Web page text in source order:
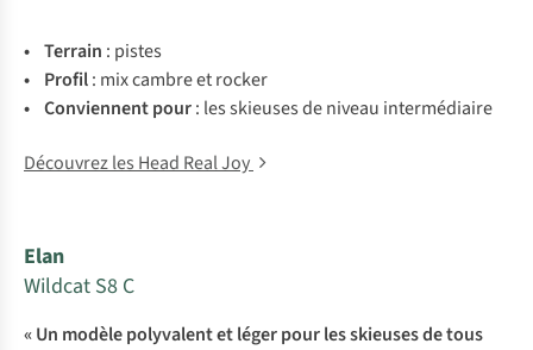
• Terrain : pistes
• Profil: mixcambreetrocker
• Conviennentpour: lesskieusesdeniveau intermédiaire
Découvrez les Head Real Joy
Elan
Wildcat S8 C
« Un modèle polyvalent et léger pour les skieuses de tous